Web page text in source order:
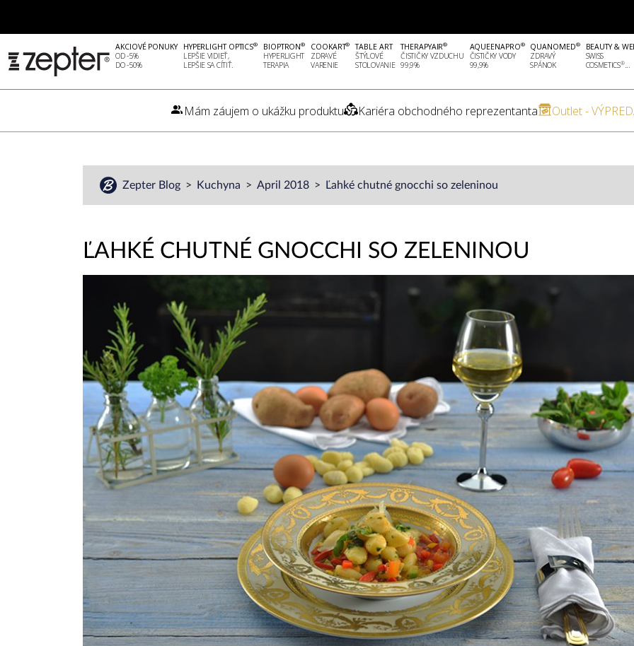
AKCIOVÉ PONUKY
OD -5%
DO -50%
HYPERLIGHT OPTICS®
LEPŠIE VIDIEŤ,
LEPŠIE SA CÍTIŤ.
BIOPTRON®
HYPERLIGHT
TERAPIA
COOKART®
ZDRAVÉ
VARENIE
TABLE ART
ŠTÝLOVÉ
STOLOVANIE
THERAPYAIR®
ČISTIČKY VZDUCHU
99,9%
AQUEENAPRO®
ČISTIČKY VODY
99,9%
QUANOMED®
ZDRAVÝ
SPÁNOK
BEAUTY &
SWISS
COSMETICS®...
Mám záujem o ukážku produktu Kariéra obchodného reprezentanta Outlet -
Zepter Blog Kuchyna April 2018 Ľahké chutné gnocchi so zeleninou
ĽAHKÉ CHUTNÉ GNOCCHI SO ZELENINOU